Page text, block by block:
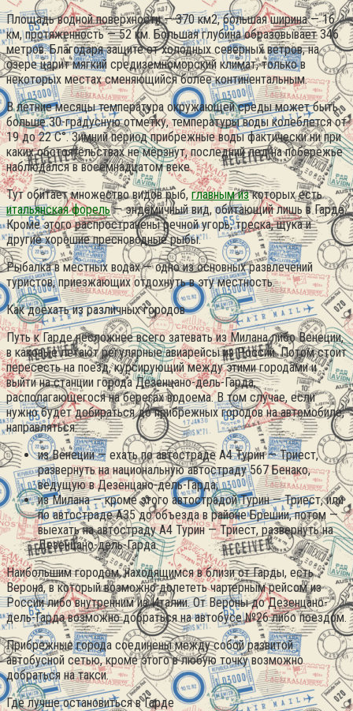
Площадь водной поверхности — 370 км2, большая ширина — 16
км, протяженность — 52 км. Большая глубина образовывает 346
метров. Благодаря защите от холодных северных ветров, на
озере царит мягкий средиземноморский климат, только в
некоторых местах сменяющийся более континентальным.
В летние месяцы температура окружающей среды может быть
больше 30-градусную отметку, температуры воды колеблется от
19 до 22 C°. Зимний период прибрежные воды фактически ни при
каких обстоятельствах не мёрзнут, последний лед на побережье
наблюдался в восемнадцатом веке.
Тут обитает множество видов рыб, главным изкоторых есть
итальянская форель— эндемичный вид, обитающий лишь в Гарде.
Кроме этого распространены речной угорь, треска, щука и
другие хорошие пресноводные рыбы.
Рыбалка в местных водах — одно из основных развлечений
туристов, приезжающих отдохнуть в эту местность.
Как доехать из различных городов
Путь к Гарде несложнее всего затевать из Милана либо Венеции,
в каковые летают регулярные авиарейсы из России. Потом стоит
пересесть на поезд, курсирующий между этими городами и
выйти на станции города Дезенцано-дель-Гарда,
располагающегося на берегах водоема. В том случае, если
нужно будет добираться до прибрежных городов на автомобиле,
направляться:
из Венеции — ехать по автостраде А4 Турин — Триест,
развернуть на национальную автостраду 567 Бенако,
ведущую в Дезенцано-дель-Гарда;
из Милана — кроме этого автострадой Турин — Триест, или
по автостраде А35 до объезда в районе Брешии, потом —
выехать на автостраду А4 Турин — Триест, развернуть на
Дезенцано-дель-Гарда.
Наибольшим городом, находящимся в близи от Гарды, есть
Верона, в который возможно долететь чартерным рейсом из
России либо внутренним из Италии. От Вероны до Дезенцано-
дель-Гарда возможно добраться на автобусе №26 либо поездом.
Прибрежные города соединены между собой развитой
автобусной сетью, кроме этого в любую точку возможно
добраться на такси.
Где лучше остановиться в Гарде